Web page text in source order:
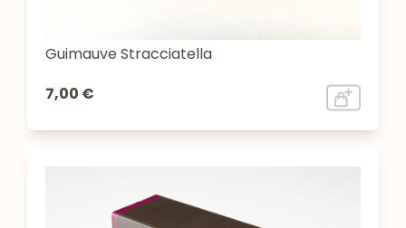
Guimauve Stracciatella
7,00 €